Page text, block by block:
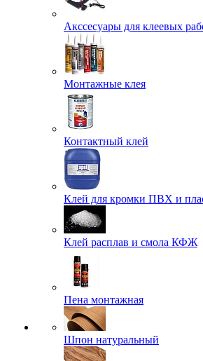
Акссесуары для клеевых
Монтажные клея
Контактный клей
Клей для кромки ПВХ и
Клей расплав и смола КФЖ
Пена монтажная
Шпон натуральный